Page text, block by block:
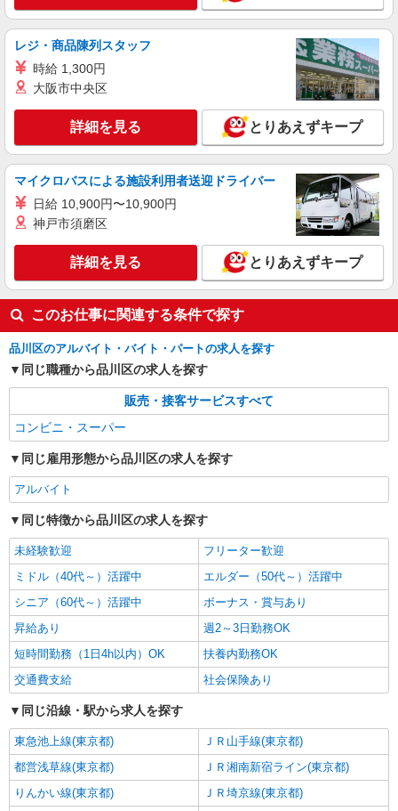
キープ 詳細を見る
レジ・商品陳列スタッフ
時給 1,300円
大阪市中央区
詳細を見る とりあえずキープ
マイクロバスによる施設利用者送迎ドライバー
日給 10,900円〜10,900円
神戸市須磨区
詳細を見る とりあえずキープ
このお仕事に関連する条件で探す
品川区のアルバイト・バイト・パートの求人を探す
同じ職種から品川区の求人を探す
販売・接客サービスすべて
コンビニ・スーパー
同じ雇用形態から品川区の求人を探す
アルバイト
同じ特徴から品川区の求人を探す
未経験歓迎
フリーター歓迎
ミドル（40代～）活躍中
エルダー（50代～）活躍中
シニア（60代～）活躍中
ボーナス・賞与あり
昇給あり
週2～3日勤務OK
短時間勤務（1日4h以内）OK
扶養内勤務OK
交通費支給
社会保険あり
同じ沿線・駅から求人を探す
東急池上線(東京都)
ＪＲ山手線(東京都)
都営浅草線(東京都)
ＪＲ湘南新宿ライン(東京都)
りんかい線(東京都)
ＪＲ埼京線(東京都)